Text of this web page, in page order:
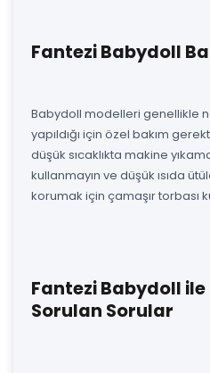
Fantezi Babydoll
Babydoll modelleri genellikle
yapıldığı için özel bakım
düşük sıcaklıkta makine
kullanmayın ve düşük ısıda
korumak için çamaşır torbası
Fantezi Babydoll ile
Sorulan Sorular